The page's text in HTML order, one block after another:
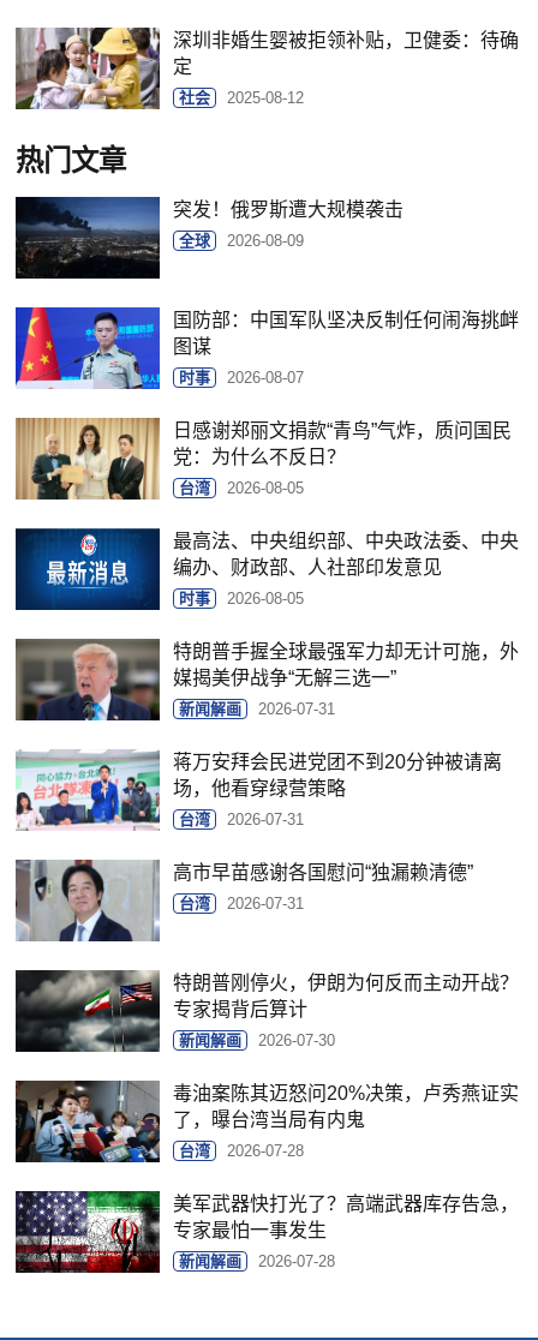
深圳非婚生婴被拒领补贴，卫健委：待确
定
社会 2025-08-12
热门文章
突发！俄罗斯遭大规模袭击
全球 2026-08-09
国防部：中国军队坚决反制任何闹海挑衅
图谋
时事 2026-08-07
日感谢郑丽文捐款“青鸟”气炸，质问国民
党：为什么不反日？
台湾 2026-08-05
最高法、中央组织部、中央政法委、中央
编办、财政部、人社部印发意见
时事 2026-08-05
特朗普手握全球最强军力却无计可施，外
媒揭美伊战争“无解三选一”
新闻解画 2026-07-31
蒋万安拜会民进党团不到20分钟被请离
场，他看穿绿营策略
台湾 2026-07-31
高市早苗感谢各国慰问“独漏赖清德”
台湾 2026-07-31
特朗普刚停火，伊朗为何反而主动开战？
专家揭背后算计
新闻解画 2026-07-30
毒油案陈其迈怒问20%决策，卢秀燕证实
了，曝台湾当局有内鬼
台湾 2026-07-28
美军武器快打光了？高端武器库存告急，
专家最怕一事发生
新闻解画 2026-07-28